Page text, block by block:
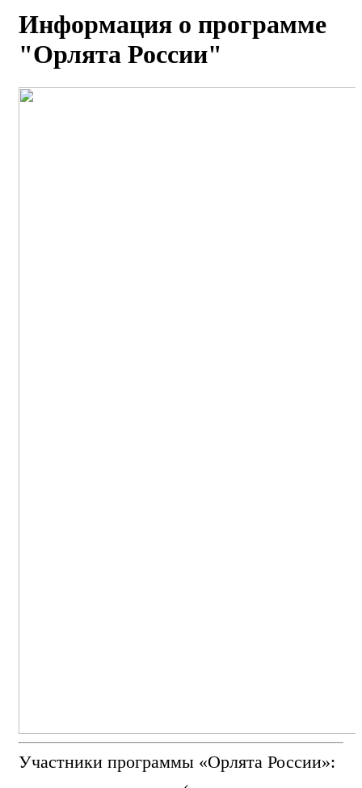
Информация о программе
"Орлята России"
Участники программы «Орлята России»: